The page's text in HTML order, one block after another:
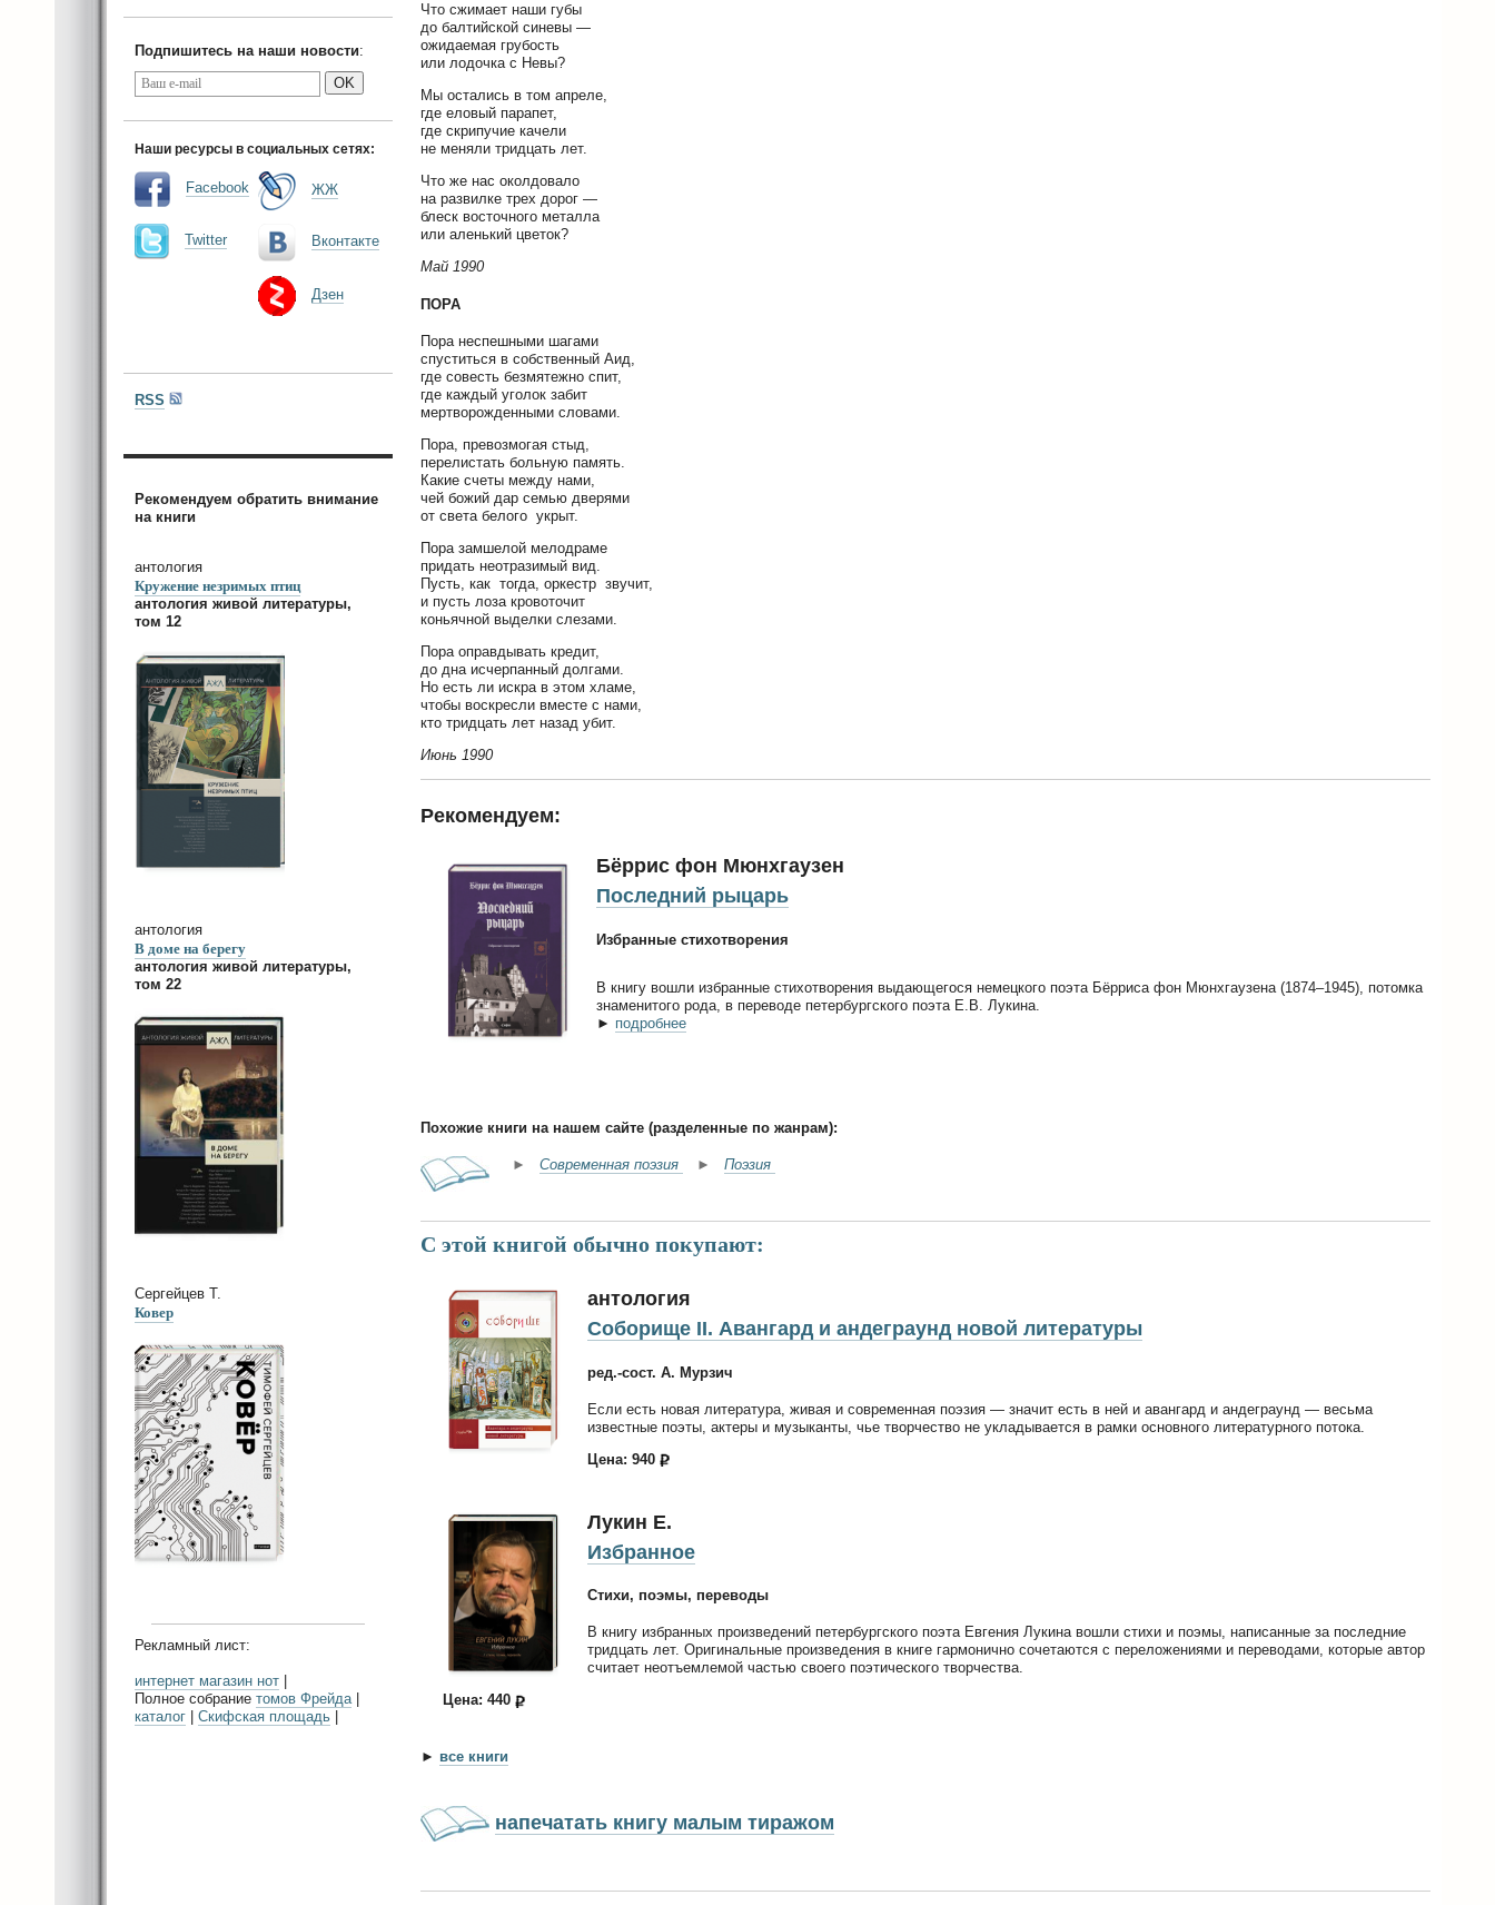
Что сжимает наши губы
до балтийской синевы —
ожидаемая грубость
или лодочка с Невы?
Мы остались в том апреле,
где еловый парапет,
где скрипучие качели
не меняли тридцать лет.
Что же нас околдовало
на развилке трех дорог —
блеск восточного металла
или аленький цветок?
Май 1990
ПОРА
Пора неспешными шагами
спуститься в собственный Аид,
где совесть безмятежно спит,
где каждый уголок забит
мертворожденными словами.
Пора, превозмогая стыд,
перелистать больную память.
Какие счеты между нами,
чей божий дар семью дверями
от света белого укрыт.
Пора замшелой мелодраме
придать неотразимый вид.
Пусть, как тогда, оркестр звучит,
и пусть лоза кровоточит
коньячной выделки слезами.
Пора оправдывать кредит,
до дна исчерпанный долгами.
Но есть ли искра в этом хламе,
чтобы воскресли вместе с нами,
кто тридцать лет назад убит.
Июнь 1990
Рекомендуем:
Бёррис фон Мюнхгаузен
Последний рыцарь
Избранные стихотворения
В книгу вошли избранные стихотворения выдающегося немецкого поэта Бёрриса фон Мюнхгаузена (1874–1945), потомка
знаменитого рода, в переводе петербургского поэта Е.В. Лукина.
► подробнее
Похожие книги на нашем сайте (разделенные по жанрам):
► Современная поэзия ► Поэзия
С этой книгой обычно покупают:
антология
Соборище II. Авангард и андеграунд новой литературы
ред.-сост. А. Мурзич
Если есть новая литература, живая и современная поэзия — значит есть в ней и авангард и андеграунд — весьма
известные поэты, актеры и музыканты, чье творчество не укладывается в рамки основного литературного потока.
Цена: 940
Лукин Е.
Избранное
Стихи, поэмы, переводы
В книгу избранных произведений петербургского поэта Евгения Лукина вошли стихи и поэмы, написанные за последние
тридцать лет. Оригинальные произведения в книге гармонично сочетаются с переложениями и переводами, которые автор
считает неотъемлемой частью своего поэтического творчества.
Цена: 440
► все книги
напечатать книгу малым тиражом
Подпишитесь на наши новости:
OK
Наши ресурсы в социальных сетях:
Facebook
Twitter
ЖЖ
Вконтакте
Дзен
RSS
Рекомендуем обратить внимание
на книги
антология
Кружение незримых птиц
антология живой литературы,
том 12
антология
В доме на берегу
антология живой литературы,
том 22
Сергейцев Т.
Ковер
Рекламный лист:
интернет магазин нот
Полное собрание томов Фрейда|
каталог
Скифская площадь